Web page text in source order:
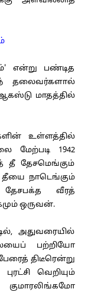
என்று பண்டித
தலைவர்களால்
மாதத்தில்
உள்ளத்தில்
மேற்படி 1942
தீ தேசமெங்கும்
தீயை நாடெங்கும்
தேசபக்த வீரத்
ஒருவன்.
அதுவரையில்
பற்றியோ
திடீரென்று
வெறியும்